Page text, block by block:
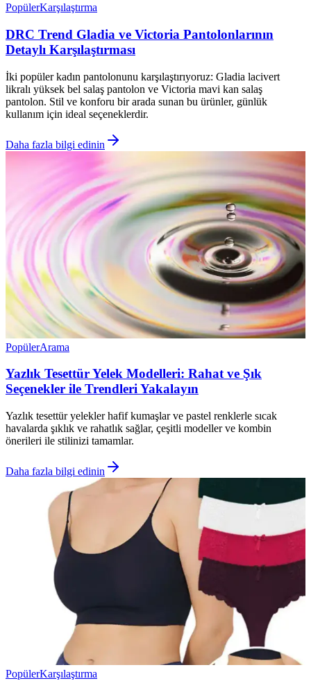
PopülerKarşılaştırma
DRC Trend Gladia ve Victoria Pantolonlarının
Detaylı Karşılaştırması
İki popüler kadın pantolonunu karşılaştırıyoruz: Gladia lacivert
likralı yüksek bel salaş pantolon ve Victoria mavi kan salaş
pantolon. Stil ve konforu bir arada sunan bu ürünler, günlük
kullanım için ideal seçeneklerdir.
Daha fazla bilgi edinin
PopülerArama
Yazlık Tesettür Yelek Modelleri: Rahat ve Şık
Seçenekler ile Trendleri Yakalayın
Yazlık tesettür yelekler hafif kumaşlar ve pastel renklerle sıcak
havalarda şıklık ve rahatlık sağlar, çeşitli modeller ve kombin
önerileri ile stilinizi tamamlar.
Daha fazla bilgi edinin
PopülerKarşılaştırma